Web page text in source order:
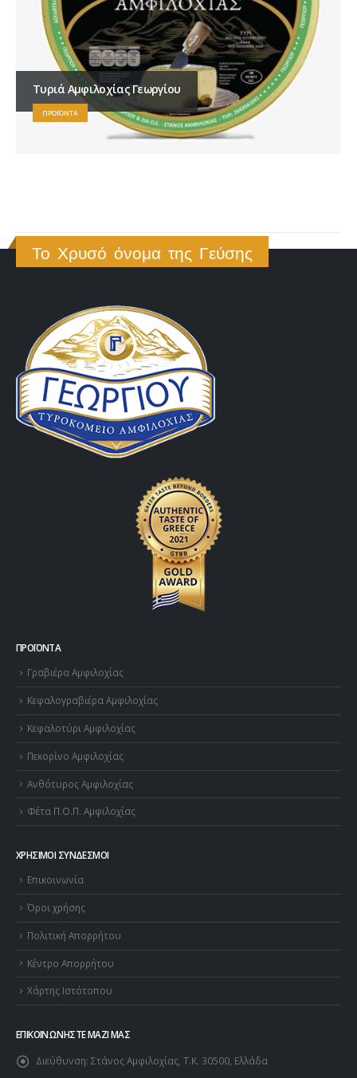
Τυριά Αμφιλοχίας Γεωργίου
ΠΡΟΪΌΝΤΑ
Το Χρυσό όνομα της Γεύσης
ΠΡΟΪΌΝΤΑ
Γραβιέρα Αμφιλοχίας
Κεφαλογραβιέρα Αμφιλοχίας
Κεφαλοτύρι Αμφιλοχίας
Πεκορίνο Αμφιλοχίας
Ανθότυρος Αμφιλοχίας
Φέτα Π.Ο.Π. Αμφιλοχίας
ΧΡΉΣΙΜΟΙ ΣΎΝΔΕΣΜΟΙ
Επικοινωνία
Όροι χρήσης
Πολιτική Απορρήτου
Κέντρο Απορρήτου
Χάρτης Ιστότοπου
ΕΠΙΚΟΙΝΩΝΉΣΤΕ ΜΑΖΊ ΜΑΣ
Διεύθυνση: Στάνος Αμφιλοχίας, Τ.Κ. 30500, Ελλάδα